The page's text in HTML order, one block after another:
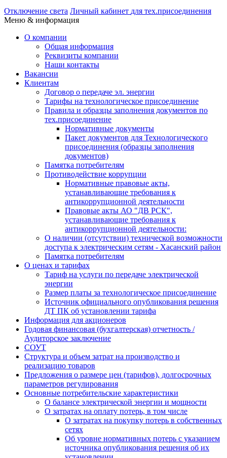
Отключение света Личный кабинет для тех.присоединения
Меню & информация
О компании
Общая информация
Реквизиты компании
Наши контакты
Вакансии
Клиентам
Договор о передаче эл. энергии
Тарифы на технологическое присоединение
Правила и образцы заполнения документов по
тех.присоединение
Нормативные документы
Пакет документов для Технологического
присоединения (образцы заполнения
документов)
Памятка потребителям
Противодействие коррупции
Нормативные правовые акты,
устанавливающие требования к
антикоррупционной деятельности
Правовые акты АО "ДВ РСК",
устанавливающие требования к
антикоррупционной деятельности:
О наличии (отсутствии) технической возможности
доступа к электрическим сетям - Хасанский район
Памятка потребителям
О ценах и тарифах
Тариф на услуги по передаче электрической
энергии
Размер платы за технологическое присоединение
Источник официального опубликования решения
ДТ ПК об установлении тарифа
Информация для акционеров
Годовая финансовая (бухгалтерская) отчетность /
Аудиторское заключение
СОУТ
Структура и объем затрат на производство и
реализацию товаров
Предложения о размере цен (тарифов), долгосрочных
параметров регулирования
Основные потребительские характеристики
О балансе электрической энергии и мощности
О затратах на оплату потерь, в том числе
О затратах на покупку потерь в собственных
сетях
Об уровне нормативных потерь с указанием
источника опубликования решения об их